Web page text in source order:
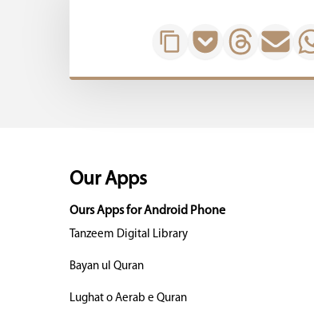
Our Apps
Ours Apps for Android Phone
Tanzeem Digital Library
Bayan ul Quran
Lughat o Aerab e Quran